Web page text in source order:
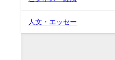
人文・エッセー